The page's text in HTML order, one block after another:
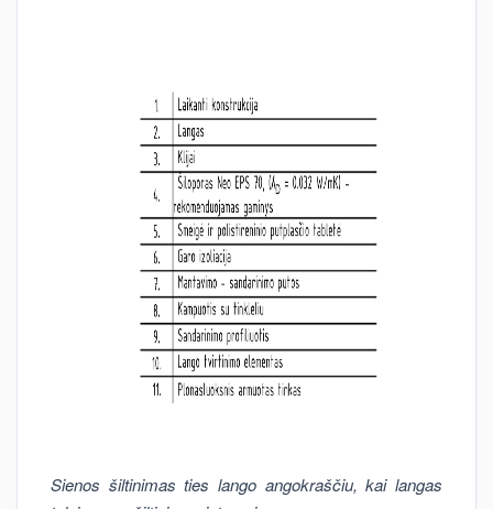
Sienos šiltinimas ties lango angokraščiu, kai langas